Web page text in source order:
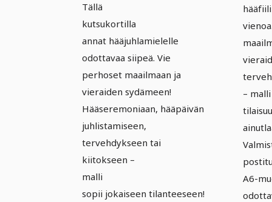
Tällä
kutsukortilla
annat hääjuhlamielelle
odottavaa siipeä. Vie
perhoset maailmaan ja
vieraiden sydämeen!
Hääseremoniaan, hääpäivän
juhlistamiseen,
tervehdykseen tai
kiitokseen –
malli
sopii jokaiseen tilanteeseen!
–
A6-